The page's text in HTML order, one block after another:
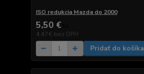
ISO redukcia Mazda do 2000
5,50 €
4,47 € bez DPH
Pridať do košíka